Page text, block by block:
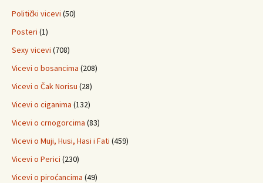
Politički vicevi (50)
Posteri (1)
Sexy vicevi (708)
Vicevi o bosancima (208)
Vicevi o Čak Norisu (28)
Vicevi o ciganima (132)
Vicevi o crnogorcima (83)
Vicevi o Muji, Husi, Hasi i Fati (459)
Vicevi o Perici (230)
Vicevi o piroćancima (49)